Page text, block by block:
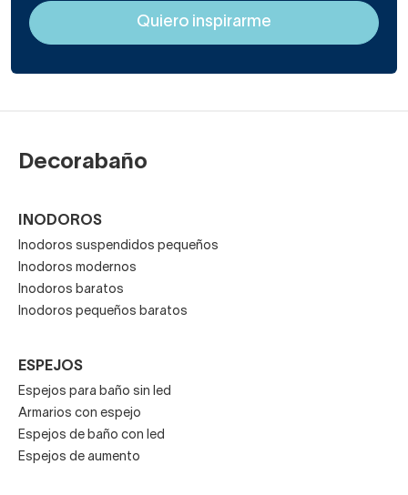
Decorabaño
INODOROS
Inodoros suspendidos pequeños
Inodoros modernos
Inodoros baratos
Inodoros pequeños baratos
ESPEJOS
Espejos para baño sin led
Armarios con espejo
Espejos de baño con led
Espejos de aumento